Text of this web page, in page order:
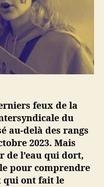
r
t
i
l
e
é
o
s
]
D
s
l
a
i
e
s
a
u
feux de la
du
au-delà des rangs
2023. Mais
de l’eau qui dort,
pour comprendre
qui ont fait le